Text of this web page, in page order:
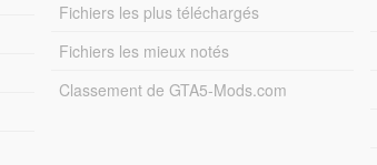
Fichiers les plus téléchargés
Fichiers les mieux notés
Classement de GTA5-Mods.com